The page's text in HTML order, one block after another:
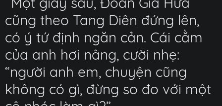
cũng theo Tang Diên đứng lên,
có ý tứ định ngăn cản. Cái cằm
của anh hơi nâng, cười nhẹ:
“người anh em, chuyện cũng
không có gì, đừng so đo với một